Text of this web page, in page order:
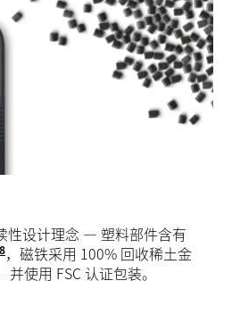
性设计理念 — 塑料部件含有
8不包括印刷线路组件、线缆、接收
，磁铁采用 100% 回收稀土金
使用 FSC 认证包装。